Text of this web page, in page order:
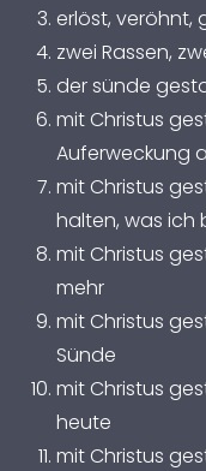
erlöst, veröhnt,
zwei Rassen,
der sünde
mit Christus
Auferweckung
mit Christus
halten, was ich
mit Christus
mehr
mit Christus
Sünde
mit Christus
heute
mit Christus